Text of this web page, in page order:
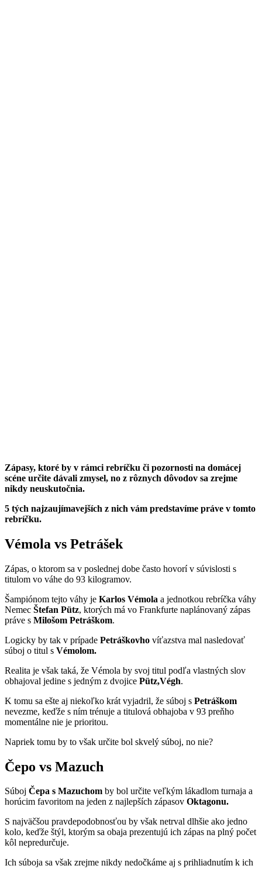
Zápasy, ktoré by v rámci rebríčku či pozornosti na domácej
scéne určite dávali zmysel, no z rôznych dôvodov sa zrejme
nikdy neuskutočnia.
5 tých najzaujímavejších z nich vám predstavíme práve v tomto
rebríčku.
Vémola vs Petrášek
Zápas, o ktorom sa v poslednej dobe často hovorí v súvislosti s
titulom vo váhe do 93 kilogramov.
Šampiónom tejto váhy je Karlos Vémola a jednotkou rebríčka váhy
Nemec Štefan Pütz, ktorých má vo Frankfurte naplánovaný zápas
práve s Milošom Petráškom.
Logicky by tak v prípade Petráškovho víťazstva mal nasledovať
súboj o titul s Vémolom.
Realita je však taká, že Vémola by svoj titul podľa vlastných slov
obhajoval jedine s jedným z dvojice Pütz,Végh.
K tomu sa ešte aj niekoľko krát vyjadril, že súboj s Petráškom
nevezme, keďže s ním trénuje a titulová obhajoba v 93 preňho
momentálne nie je prioritou.
Napriek tomu by to však určite bol skvelý súboj, no nie?
Čepo vs Mazuch
Súboj Čepa s Mazuchom by bol určite veľkým lákadlom turnaja a
horúcim favoritom na jeden z najlepších zápasov Oktagonu.
S najväčšou pravdepodobnosťou by však netrval dlhšie ako jedno
kolo, keďže štýl, ktorým sa obaja prezentujú ich zápas na plný počet
kôl nepredurčuje.
Ich súboja sa však zrejme nikdy nedočkáme aj s prihliadnutím k ich